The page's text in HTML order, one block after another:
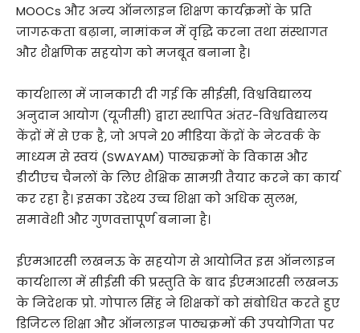
MOOCs और अन्य ऑनलाइन शिक्षण कार्यक्रमों के प्रति
जागरूकता बढ़ाना, नामांकन में वृद्धि करना तथा संस्थागत
और शैक्षणिक सहयोग को मजबूत बनाना है।
कार्यशाला में जानकारी दी गई कि सीईसी, विश्वविद्यालय
अनुदान आयोग (यूजीसी) द्वारा स्थापित अंतर-विश्वविद्यालय
केंद्रों में से एक है, जो अपने 20 मीडिया केंद्रों के नेटवर्क के
माध्यम से स्वयं (SWAYAM) पाठ्यक्रमों के विकास और
डीटीएच चैनलों के लिए शैक्षिक सामग्री तैयार करने का कार्य
कर रहा है। इसका उद्देश्य उच्च शिक्षा को अधिक सुलभ,
समावेशी और गुणवत्तापूर्ण बनाना है।
ईएमआरसी लखनऊ के सहयोग से आयोजित इस ऑनलाइन
कार्यशाला में सीईसी की प्रस्तुति के बाद ईएमआरसी लखनऊ
के निदेशक प्रो. गोपाल सिंह ने शिक्षकों को संबोधित करते हुए
डिजिटल शिक्षा और ऑनलाइन पाठ्यक्रमों की उपयोगिता पर